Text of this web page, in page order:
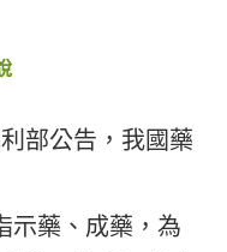
部公告，我國藥
示藥、成藥，為